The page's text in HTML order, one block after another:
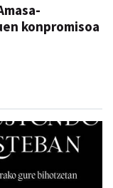
konpromisoa